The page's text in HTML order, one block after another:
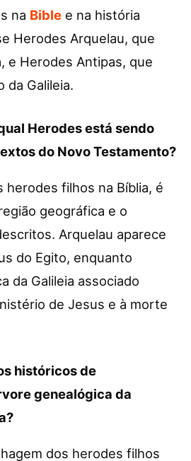
na Bible e na história
Herodes Arquelau, que
e Herodes Antipas, que
da Galileia.
Herodes está sendo
do Novo Testamento?
herodes filhos na Bíblia, é
geográfica e o
Arquelau aparece
do Egito, enquanto
da Galileia associado
de Jesus e à morte
históricos de
genealógica da
dos herodes filhos